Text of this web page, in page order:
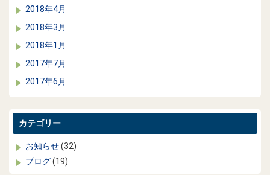
2018年4月
2018年3月
2018年1月
2017年7月
2017年6月
カテゴリー
お知らせ(32)
ブログ(19)